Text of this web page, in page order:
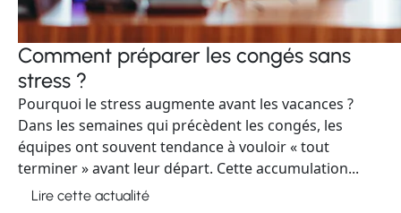
Comment préparer les congés sans
stress ?
Pourquoi le stress augmente avant les vacances ?
Dans les semaines qui précèdent les congés, les
équipes ont souvent tendance à vouloir « tout
terminer » avant leur départ. Cette accumulation...
Lire cette actualité